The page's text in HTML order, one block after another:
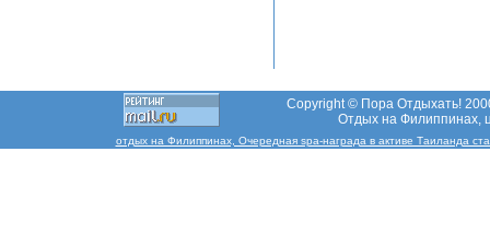
Copyright © Пора Отдыхать!
Отдых на Филиппинах,
отдых на Филиппинах, Очередная spa-награда в активе Таиланда